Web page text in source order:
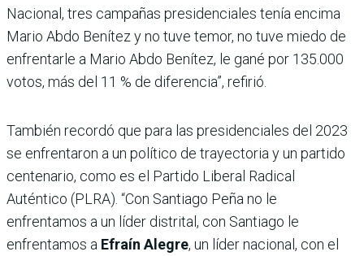
Nacional, tres campañas presidenciales tenía encima
Mario Abdo Benítez y no tuve temor, no tuve miedo de
enfrentarle a Mario Abdo Benítez, le gané por 135.000
votos, más del 11 % de diferencia”, refirió.
También recordó que para las presidenciales del 2023
se enfrentaron a un político de trayectoria y un partido
centenario, como es el Partido Liberal Radical
Auténtico (PLRA). “Con Santiago Peña no le
enfrentamos a un líder distrital, con Santiago le
enfrentamos a Efraín Alegre, un líder nacional, con el